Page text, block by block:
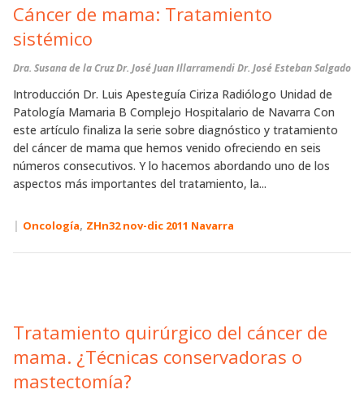
Cáncer de mama: Tratamiento
sistémico
Dra. Susana de la CruzDr. José Juan IllarramendiDr. José Esteban Salgado
Introducción Dr. Luis Apesteguía Ciriza Radiólogo Unidad de
Patología Mamaria B Complejo Hospitalario de Navarra Con
este artículo finaliza la serie sobre diagnóstico y tratamiento
del cáncer de mama que hemos venido ofreciendo en seis
números consecutivos. Y lo hacemos abordando uno de los
aspectos más importantes del tratamiento, la...
| Oncología, ZHn32 nov-dic 2011 Navarra
Tratamiento quirúrgico del cáncer de
mama. ¿Técnicas conservadoras o
mastectomía?